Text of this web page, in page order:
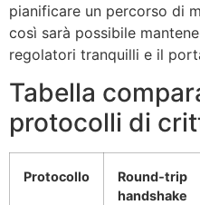
pianificare un percorso di
così sarà possibile
regolatori tranquilli e il
Tabella
protocolli di
Protocollo
Round‑trip
handshake